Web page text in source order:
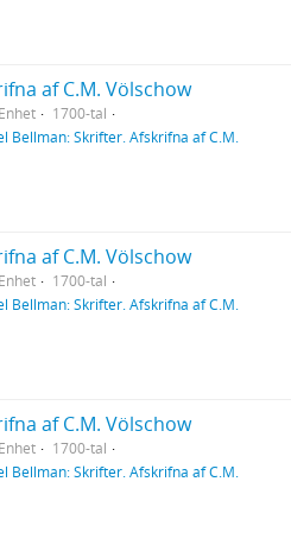
af C.M. Völschow
Enhet
1700-tal
Bellman: Skrifter. Afskrifna af C.M.
af C.M. Völschow
Enhet
1700-tal
Bellman: Skrifter. Afskrifna af C.M.
af C.M. Völschow
Enhet
1700-tal
Bellman: Skrifter. Afskrifna af C.M.